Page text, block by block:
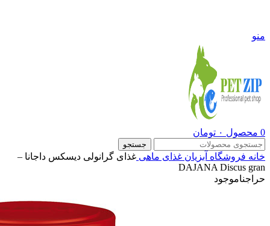
منو
0 محصول ۰ تومان
جستجو
خانه فروشگاه آبزیان غذای ماهی غذای گرانولی دیسکس داجانا –
DAJANA Discus gran
حراجناموجود